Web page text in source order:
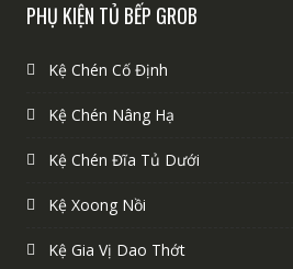
PHỤ KIỆN TỦ BẾP GROB
Kệ Chén Cố Định
Kệ Chén Nâng Hạ
Kệ Chén Đĩa Tủ Dưới
Kệ Xoong Nồi
Kệ Gia Vị Dao Thớt